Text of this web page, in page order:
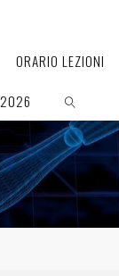
ORARIO LEZIONI
2026
SEARCH